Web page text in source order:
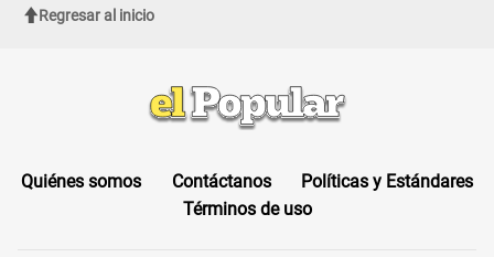
Regresar al inicio
Quiénes somos Contáctanos
Políticas y Estándares
Términos de uso